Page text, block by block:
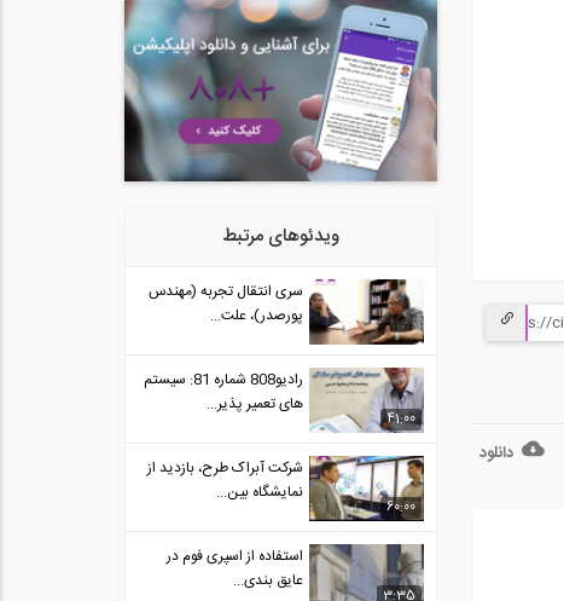
دانلود
ویدئوهای مرتبط
سری انتقال تجربه (مهندس
پورصدر)، علت...
41:00
رادیو808 شماره 81: سیستم
های تعمیر پذیر...
60:00
شرکت آبراک طرح، بازدید از
نمایشگاه بین...
3:35
استفاده از اسپری فوم در
عایق بندی...